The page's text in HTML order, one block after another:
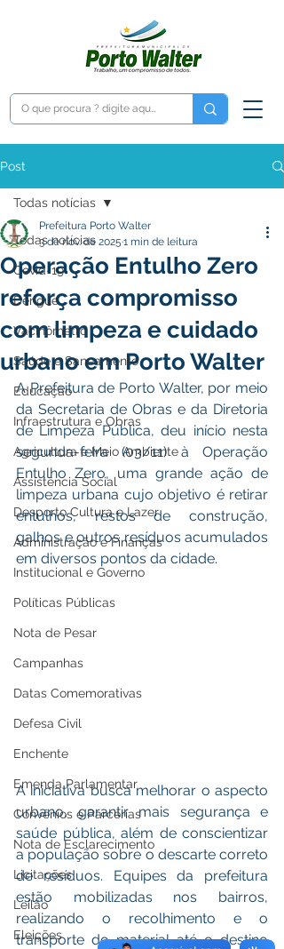
Post
Todas notícias
Covid-19
Dengue
Vacinômetro
Saúde e Saneamento
Educação
Infraestrutura e Obras
Agricultura e Meio Ambiente
Assistência Social
Desporto Cultura e Lazer
Administração e Finanças
Institucional e Governo
Políticas Públicas
Nota de Pesar
Campanhas
Datas Comemorativas
Defesa Civil
Enchente
Emenda Parlamentar
Convênios e Parcerias
Nota de Esclarecimento
Licitações
Leilão
Eleições
Todas notícias
Operação Entulho Zero
reforça compromisso
com limpeza e cuidado
urbano em Porto Walter
Prefeitura Porto Walter
3 de nov. de 2025 1 min de leitura
A Prefeitura de Porto Walter, por meio
da Secretaria de Obras e da Diretoria
de Limpeza Pública, deu início nesta
segunda-feira (03/11) à Operação
Entulho Zero, uma grande ação de
limpeza urbana cujo objetivo é retirar
entulhos, restos de construção,
galhos e outros resíduos acumulados
em diversos pontos da cidade.
A iniciativa busca melhorar o aspecto
urbano, garantir mais segurança e
saúde pública, além de conscientizar
a população sobre o descarte correto
de resíduos. Equipes da prefeitura
estão mobilizadas nos bairros,
realizando o recolhimento e o
transporte do material até o destino